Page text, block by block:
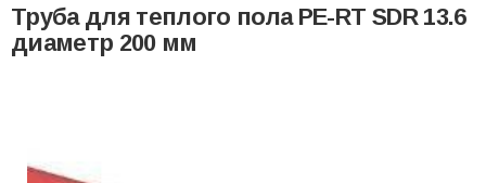
Труба для теплого пола PE-RT SDR 13.6
диаметр 200 мм